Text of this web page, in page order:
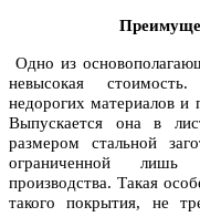
Одно из
невысокая
недорогих материалов и
Выпускается она в
размером стальной
ограниченной лишь
производства. Такая
такого покрытия, не